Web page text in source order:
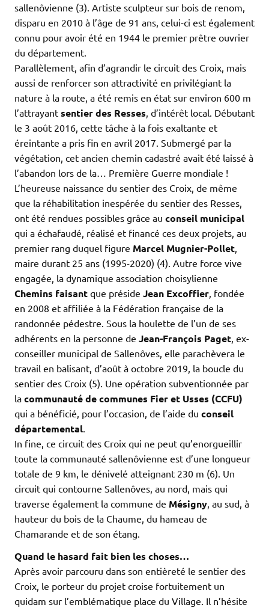
sallenôvienne (3). Artiste sculpteur sur bois de renom,
disparu en 2010 à l’âge de 91 ans, celui-ci est également
connu pour avoir été en 1944 le premier prêtre ouvrier
du département.
Parallèlement, afin d’agrandir le circuit des Croix, mais
aussi de renforcer son attractivité en privilégiant la
nature à la route, a été remis en état sur environ 600 m
l’attrayant sentier des Resses, d’intérêt local. Débutant
le 3 août 2016, cette tâche à la fois exaltante et
éreintante a pris fin en avril 2017. Submergé par la
végétation, cet ancien chemin cadastré avait été laissé à
l’abandon lors de la… Première Guerre mondiale !
L’heureuse naissance du sentier des Croix, de même
que la réhabilitation inespérée du sentier des Resses,
ont été rendues possibles grâce au conseil municipal
qui a échafaudé, réalisé et financé ces deux projets, au
premier rang duquel figure Marcel Mugnier-Pollet,
maire durant 25 ans (1995-2020) (4). Autre force vive
engagée, la dynamique association choisylienne
Chemins faisant que préside Jean Excoffier, fondée
en 2008 et affiliée à la Fédération française de la
randonnée pédestre. Sous la houlette de l’un de ses
adhérents en la personne de Jean-François Paget, ex-
conseiller municipal de Sallenôves, elle parachèvera le
travail en balisant, d’août à octobre 2019, la boucle du
sentier des Croix (5). Une opération subventionnée par
la communauté de communes Fier et Usses (CCFU)
qui a bénéficié, pour l’occasion, de l’aide du conseil
départemental.
In fine, ce circuit des Croix qui ne peut qu’enorgueillir
toute la communauté sallenôvienne est d’une longueur
totale de 9 km, le dénivelé atteignant 230 m (6). Un
circuit qui contourne Sallenôves, au nord, mais qui
traverse également la commune de Mésigny, au sud, à
hauteur du bois de la Chaume, du hameau de
Chamarande et de son étang.
Quand le hasard fait bien les choses…
Après avoir parcouru dans son entièreté le sentier des
Croix, le porteur du projet croise fortuitement un
quidam sur l’emblématique place du Village. Il n’hésite